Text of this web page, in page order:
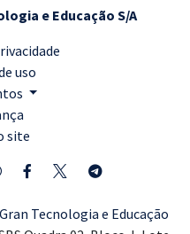
e Educação S/A
uso
site
Gran Tecnologia e Educação